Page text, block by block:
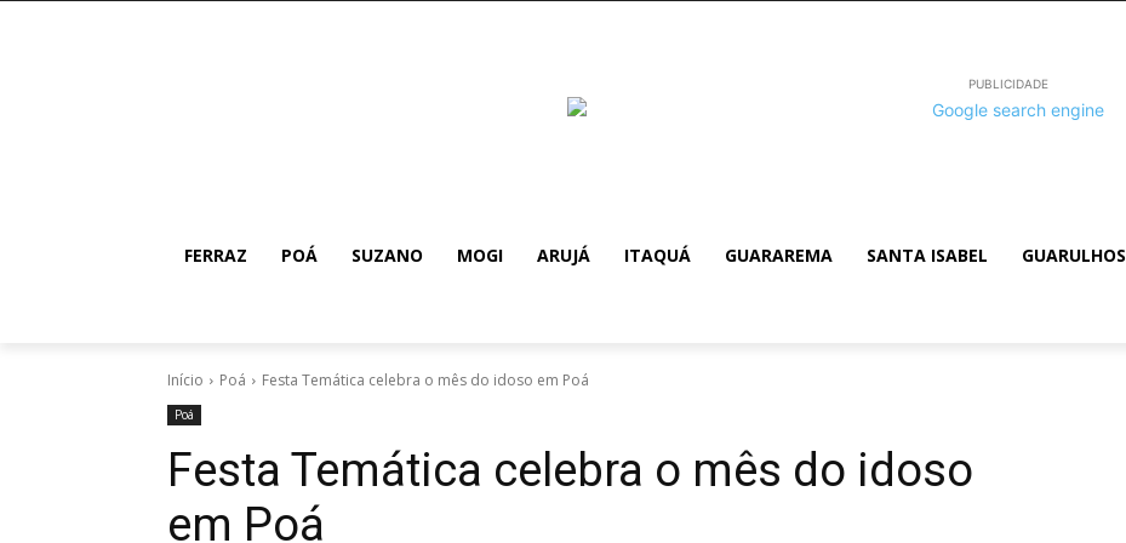
PUBLICIDADE
FERRAZ POÁ SUZANO MOGI ARUJÁ ITAQUÁ GUARAREMA SANTA ISABEL GUARULHOS
Início Poá Festa Temática celebra o mês do idoso em Poá
Poá
Festa Temática celebra o mês do idoso
em Poá